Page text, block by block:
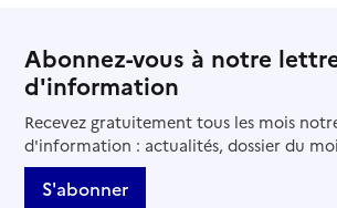
Abonnez-vous à notre
d'information
Recevez gratuitement tous les mois
d'information : actualités, dossier du
S'abonner